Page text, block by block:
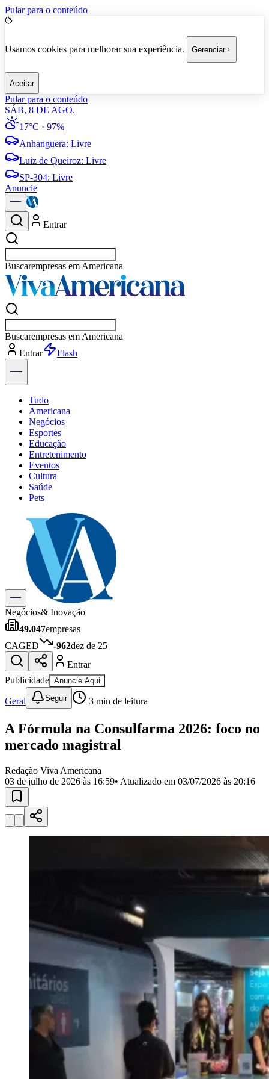
Pular para o conteúdo
Usamos cookies para melhorar sua experiência. Gerenciar
Aceitar
Pular para o conteúdo
SÁB, 8 DE AGO.
17°C · 97%
Anhanguera: Livre
Luiz de Queiroz: Livre
SP-304: Livre
Anuncie
Entrar
Buscaresportes
Buscaresportes
Entrar
Flash
Tudo
Americana
Negócios
Esportes
Educação
Entretenimento
Eventos
Cultura
Saúde
Pets
Explore Tudo
Últimas Notícias
Previsão do Tempo
Dia a Dia & Lazer
Gastronomia
Cinema & Shows
Para Sua Empresa
Anuncie no Portal
Cadastrar Empresa
Divulgar Vagas
Publicidade Legal
Política
Eleições
Segurança
Cultura
Meio Ambiente
Obras
Bairros de Americana
Centro
Namorados
ZanagaMathiensen
PaulistanoQuilombo
Para Sua Empresa
Guia Comercial
Selo Verificado
Portal Educacional
Agenda de Vestibulares
Vagas de Emprego
Concursos
Panorama Econômico
Panorama Econômico
Para Sua Empresa
Anuncie no Portal
Verificar Empresa
Negócios& Inovação
49.047empresas
CAGED
-962dez de 25
Entrar
Publicidade Anuncie Aqui
Geral Seguir 3 min de leitura
A Fórmula na Consulfarma 2026: foco no
mercado magistral
Redação Viva Americana
03 de julho de 2026 às 16:59• Atualizado em 03/07/2026 às 20:16